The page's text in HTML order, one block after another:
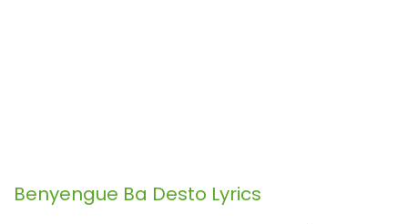
Benyengue Ba Desto Lyrics